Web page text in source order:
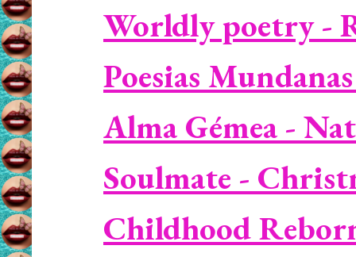
Worldly poetry -
Poesias
Alma Gémea -
Soulmate -
Childhood